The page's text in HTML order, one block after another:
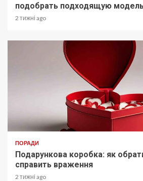
подобрать подходящую
2 тижні ago
ПОРАДИ
Подарункова коробка: як
справить враження
2 тижні ago